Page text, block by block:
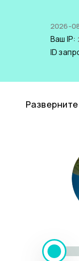
2026-
Ваш IP:
ID